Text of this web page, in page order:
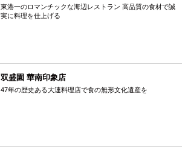
東港一のロマンチックな海辺レストラン 高品質の食材で誠
実に料理を仕上げる
双盛園 華南印象店
47年の歴史ある大連料理店で食の無形文化遺産を